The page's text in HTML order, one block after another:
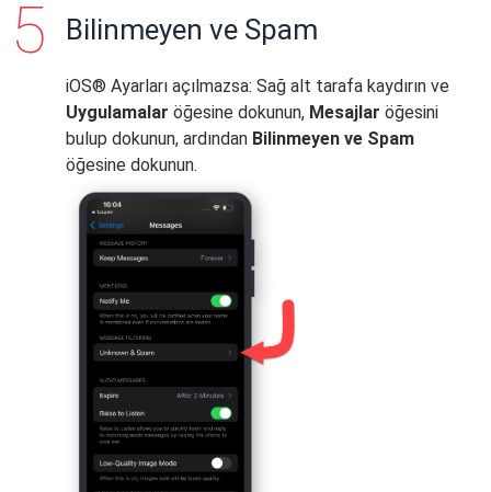
Bilinmeyen ve Spam
iOS® Ayarları açılmazsa: Sağ alt tarafa kaydırın ve
Uygulamalar öğesine dokunun, Mesajlar öğesini
bulup dokunun, ardından Bilinmeyen ve Spam
öğesine dokunun.